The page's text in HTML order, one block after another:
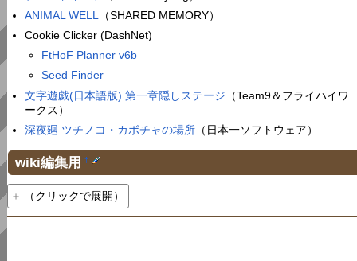
ANIMAL WELL
（SHARED MEMORY）
Cookie Clicker (DashNet)
FtHoF Planner v6b
Seed Finder
文字遊戯(日本語版) 第一章隠しステージ （Team9＆フライハイワ
ークス）
深夜廻 ツチノコ・カボチャの場所（日本一ソフトウェア）
wiki編集用 †
（クリックで展開）